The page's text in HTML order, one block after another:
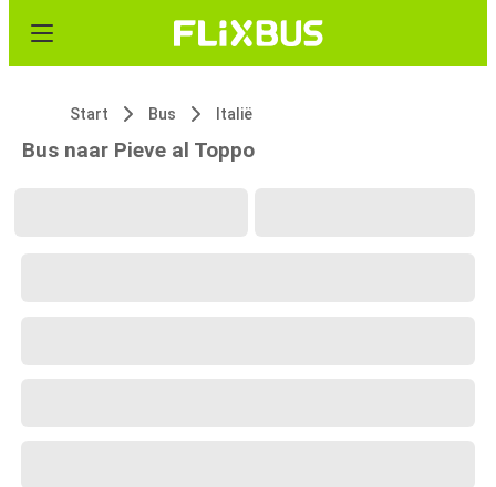
Start Bus Italië
Bus naar Pieve al Toppo